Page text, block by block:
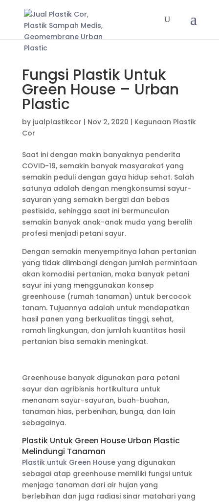
Fungsi Plastik Untuk
Green House – Urban
Plastic
by jualplastikcor | Nov 2, 2020 | Kegunaan Plastik
Cor
Saat ini dengan makin banyaknya penderita
COVID-19, semakin banyak masyarakat yang
semakin peduli dengan gaya hidup sehat. Salah
satunya adalah dengan mengkonsumsi sayur-
sayuran yang semakin bergizi dan bebas
pestisida, sehingga saat ini bermunculan
semakin banyak anak-anak muda yang beralih
profesi menjadi petani sayur.
Dengan semakin menyempitnya lahan pertanian
yang tidak diimbangi dengan jumlah permintaan
akan komodisi pertanian, maka banyak petani
sayur ini yang menggunakan konsep
greenhouse (rumah tanaman) untuk bercocok
tanam. Tujuannya adalah untuk mendapatkan
hasil panen yang berkualitas tinggi, sehat,
ramah lingkungan, dan jumlah kuantitas hasil
pertanian bisa semakin meningkat.
Greenhouse banyak digunakan para petani
sayur dan agribisnis hortikultura untuk
menanam sayur-sayuran, buah-buahan,
tanaman hias, perbenihan, bunga, dan lain
sebagainya.
Plastik Untuk Green House Urban Plastic
Melindungi Tanaman
Plastik untuk Green Houseyang digunakan
sebagai atap greenhouse memiliki fungsi untuk
menjaga tanaman dari air hujan yang
berlebihan dan juga radiasi sinar matahari yang